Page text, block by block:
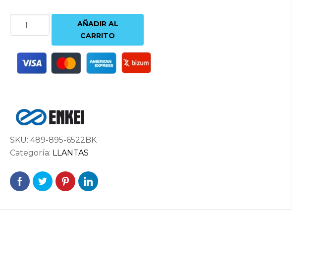
ENKEI
PF01EVO
5X114.3
ET22
cantidad
AÑADIR AL
CARRITO
SKU: 489-895-6522BK
Categoría: LLANTAS